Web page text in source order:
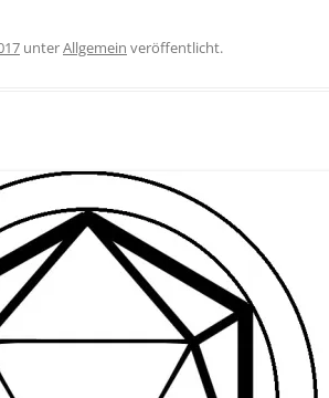
unterAllgemein veröffentlicht.